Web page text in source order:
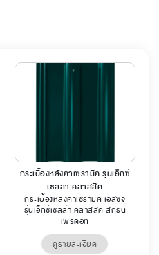
กระเบื้องหลังคาเซรามิค รุ่นเอ็กซ์
เซลล่า คลาสสิค
กระเบื้องหลังคาเซรามิค เอสซีจี
รุ่นเอ็กซ์เซลล่า คลาสสิค สีกรีน
เพริดอท
ดูรายละเอียด